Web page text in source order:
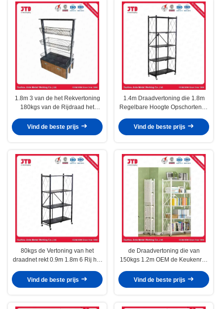
1.8m 3 van de het Rekvertoning
180kgs van de Rijdraad het
Wielen
Vind de beste prijs
1.4m Draadvertoning die 1.8m
Regelbare Hoogte Opschortende
Vind de beste prijs
80kgs de Vertoning van het
draadnet rekt 0.9m 1.8m 6 Rij het
Vind de beste prijs
de Draadvertoning die van
150kgs 1.2m OEM de Keukenrek
staaldraad
Vind de beste prijs